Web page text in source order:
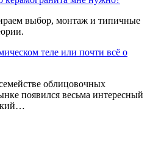
выбор, монтаж и типичные
теле или почти всё о
облицовочных
появился весьма интересный